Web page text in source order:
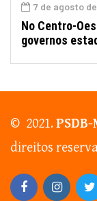
7 de agosto
No Centro-
governos
© 2021.
direitos